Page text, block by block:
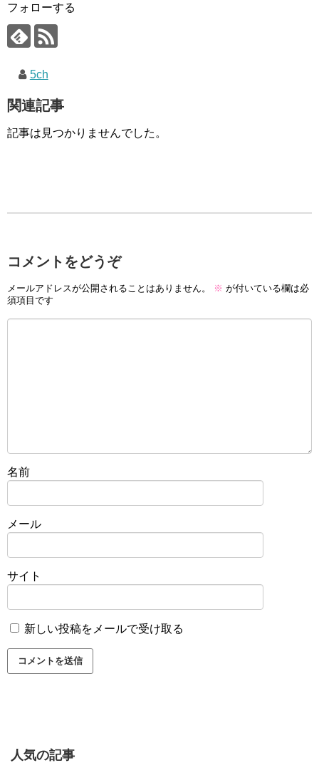
フォローする
5ch
関連記事
記事は見つかりませんでした。
コメントをどうぞ
メールアドレスが公開されることはありません。 ※ が付いている欄は必
須項目です
名前
メール
サイト
新しい投稿をメールで受け取る
人気の記事